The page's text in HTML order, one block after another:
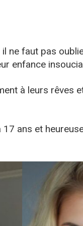
ne faut pas
enfance
à leurs rêves
ans et